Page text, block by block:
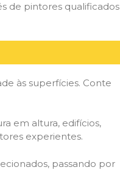
de pintores qualificados
às superfícies. Conte
em altura, edifícios,
experientes.
passando por